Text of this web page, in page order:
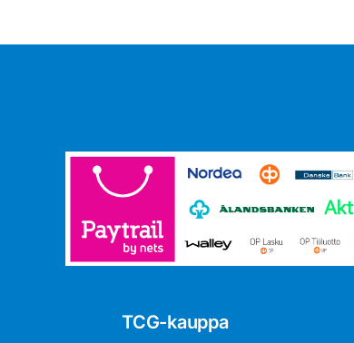
TCG-kauppa